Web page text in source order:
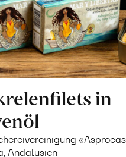
in
Andalusien